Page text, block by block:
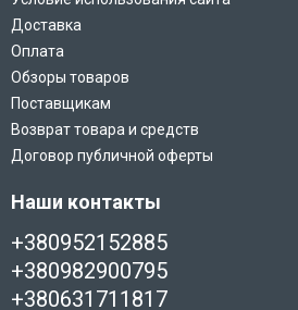
Доставка
Оплата
Обзоры товаров
Поставщикам
Возврат товара и средств
Договор публичной оферты
Наши контакты
+380952152885
+380982900795
+380631711817